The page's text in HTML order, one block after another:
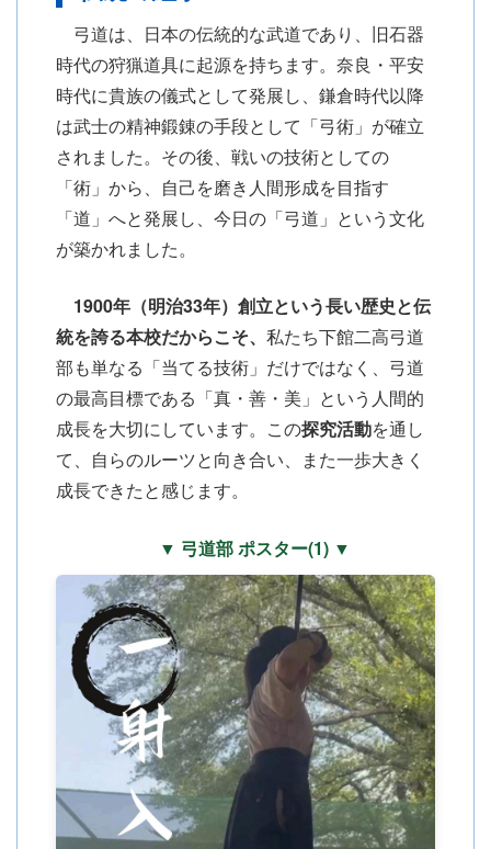
弓道は、日本の伝統的な武道であり、旧石器
時代の狩猟道具に起源を持ちます。奈良・平安
時代に貴族の儀式として発展し、鎌倉時代以降
は武士の精神鍛錬の手段として「弓術」が確立
されました。その後、戦いの技術としての
「術」から、自己を磨き人間形成を目指す
「道」へと発展し、今日の「弓道」という文化
が築かれました。
1900年（明治33年）創立という長い歴史と伝
統を誇る本校だからこそ、 私たち下館二高弓道
部も単なる「当てる技術」だけではなく、弓道
の最高目標である「真・善・美」という人間的
成長を大切にしています。この探究活動を通し
て、自らのルーツと向き合い、また一歩大きく
成長できたと感じます。
▼ 弓道部 ポスター(1) ▼